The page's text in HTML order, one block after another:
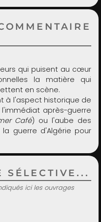
qui puisent au cœur
la matière qui
en scène.
à l'aspect historique de
après-guerre
Café) ou l'aube des
guerre d'Algérie pour
SÉLECTIVE...
ici les ouvrages